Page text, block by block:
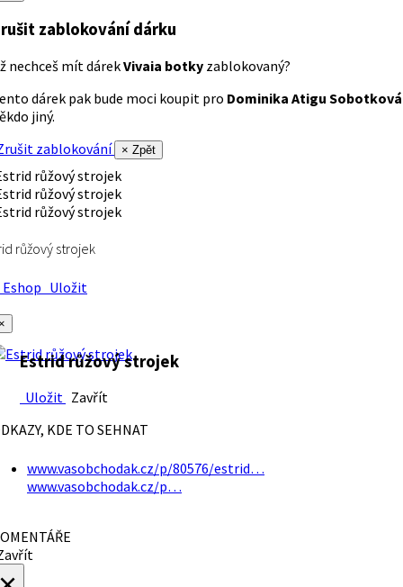
zablokování dárku
nechceš mít dárekVivaia botky zablokovaný?
dárek pak bude moci koupit pro Dominika Atigu Sobotková
jiný.
zablokování
× Zpět
růžový strojek
Uložit
Estrid růžový strojek
Uložit Zavřít
KDE TO SEHNAT
www.vasobchodak.cz/p/80576/estrid…
www.vasobchodak.cz/p…